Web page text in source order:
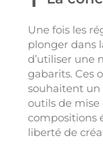
Une fois les
plonger dans
d’utiliser une
gabarits. Ces
souhaitent un
outils de
compositions
liberté de